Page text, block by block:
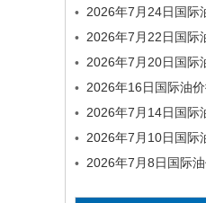
•
• 2026年7月22日国际
• 2026年7月20日国际
• 2026年16日国际油
• 2026年7月14日国际
•
•